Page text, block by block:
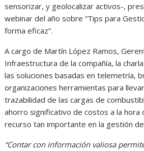
sensorizar, y geolocalizar activos-,
webinar del año sobre “Tips para
forma eficaz”.
A cargo de Martín López Ramos,
Infraestructura de la compañía, la
las soluciones basadas en telemetría,
organizaciones herramientas para
trazabilidad de las cargas de
ahorro significativo de costos a la hora
recurso tan importante en la gestión
“Contar con información valiosa